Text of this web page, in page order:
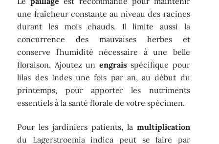
une fraîcheur constante au niveau des racines
durant les mois chauds. Il limite aussi la
concurrence des mauvaises herbes et
conserve l’humidité nécessaire à une belle
floraison. Ajoutez un engraisspécifique pour
lilas des Indes une fois par an, au début du
printemps, pour apporter les nutriments
essentiels à la santé florale de votre spécimen.
Pour les jardiniers patients, la multiplication
du Lagerstroemia indica peut se faire par